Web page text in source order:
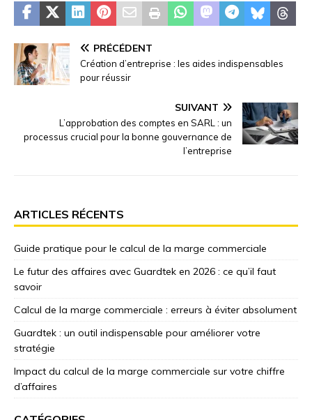
PRÉCÉDENT
Création d’entreprise : les aides indispensables
pour réussir
SUIVANT
L’approbation des comptes en SARL : un
processus crucial pour la bonne gouvernance de
l’entreprise
ARTICLES RÉCENTS
Guide pratique pour le calcul de la marge commerciale
Le futur des affaires avec Guardtek en 2026 : ce qu’il faut
savoir
Calcul de la marge commerciale : erreurs à éviter absolument
Guardtek : un outil indispensable pour améliorer votre
stratégie
Impact du calcul de la marge commerciale sur votre chiffre
d’affaires